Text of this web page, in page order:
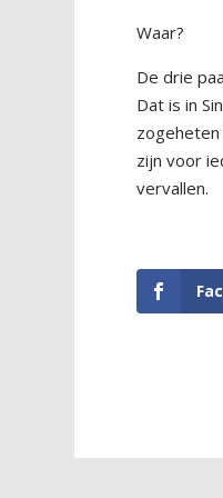
Waar?
De drie
Dat isinS
zogeheten
zijn voor
vervallen.